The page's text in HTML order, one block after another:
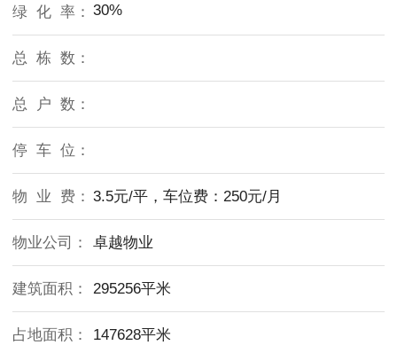
绿 化 率： 30%
总 栋 数：
总 户 数：
停 车 位：
物 业 费： 3.5元/平，车位费：250元/月
物业公司： 卓越物业
建筑面积： 295256平米
占地面积： 147628平米